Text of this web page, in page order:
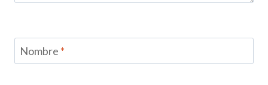
Nombre *